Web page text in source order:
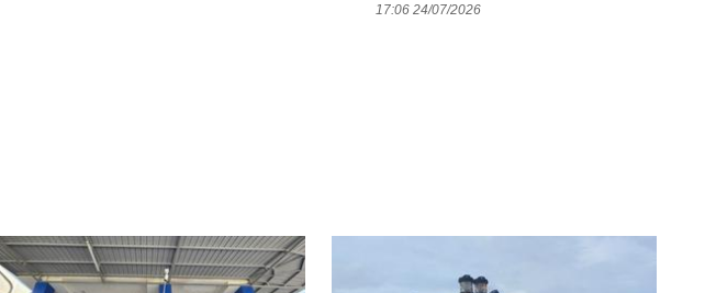
17:06 24/07/2026